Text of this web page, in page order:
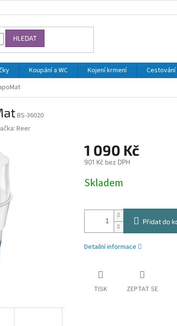
HLEDAT
Koupání a WC Kojení krmení Cestování
BS-36020
Reer
1 090 Kč
901 Kč bez DPH
cena:
Skladem
Přidat do
Detailní informace
TISK ZEPTAT SE